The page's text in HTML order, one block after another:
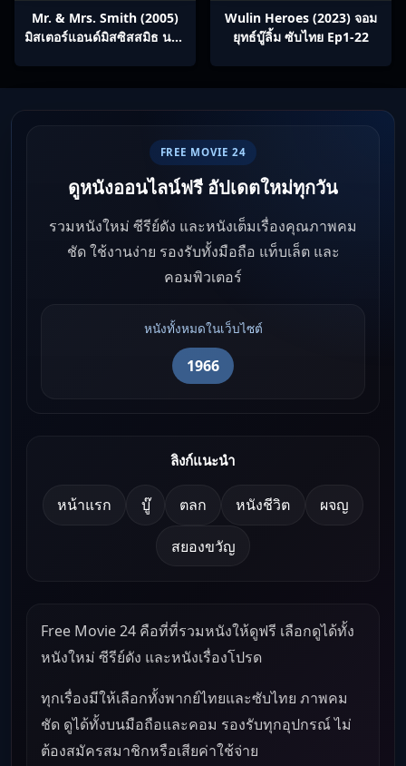
Mr. & Mrs. Smith (2005)
มิสเตอร์แอนด์มิสซิสสมิธ นาย
Wulin Heroes (2023) จอม
ยุทธ์บู๊ลิ้ม ซับไทย Ep1-22
FREE MOVIE 24
ดูหนังออนไลน์ฟรี อัปเดตใหม่ทุกวัน
รวมหนังใหม่ ซีรีย์ดัง และหนังเต็มเรื่องคุณภาพคม
ชัด ใช้งานง่าย รองรับทั้งมือถือ แท็บเล็ต และ
คอมพิวเตอร์
หนังทั้งหมดในเว็บไซต์
1966
ลิงก์แนะนำ
หน้าแรก บู๊ ตลก หนังชีวิต ผจญ
สยองขวัญ
Free Movie 24 คือที่ที่รวมหนังให้ดูฟรี เลือกดูได้ทั้ง
หนังใหม่ ซีรีย์ดัง และหนังเรื่องโปรด
ทุกเรื่องมีให้เลือกทั้งพากย์ไทยและซับไทย ภาพคม
ชัด ดูได้ทั้งบนมือถือและคอม รองรับทุกอุปกรณ์ ไม่
ต้องสมัครสมาชิกหรือเสียค่าใช้จ่าย